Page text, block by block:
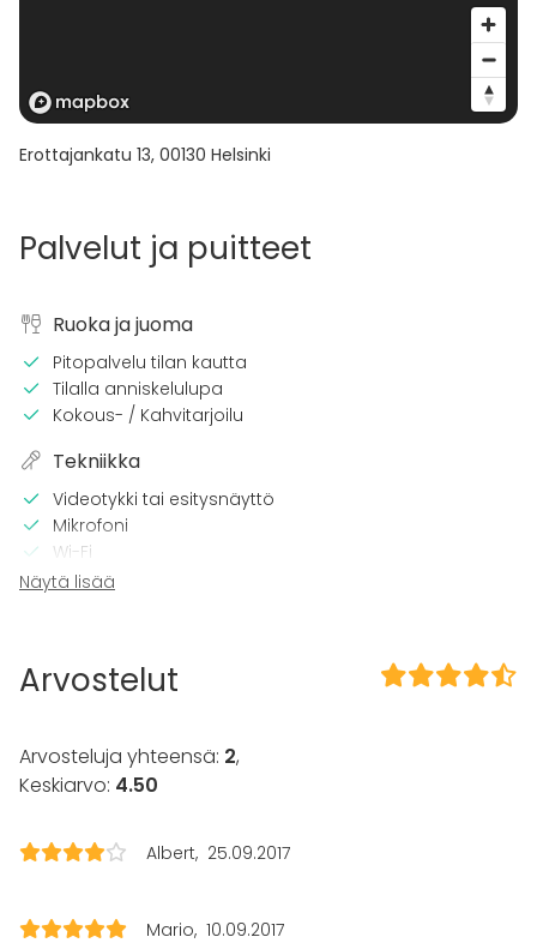
Erottajankatu 13, 00130 Helsinki
Palvelut ja puitteet
Ruoka ja juoma
Pitopalvelu tilan kautta
Tilalla anniskelulupa
Kokous- / Kahvitarjoilu
Tekniikka
Videotykki tai esitysnäyttö
Mikrofoni
Wi-Fi
Pro äänilaitteisto
Terassi
Kalusto
Häät
Näytä lisää
Arvostelut
Arvosteluja yhteensä: 2,
Keskiarvo: 4.50
Albert 25.09.2017
Mario 10.09.2017